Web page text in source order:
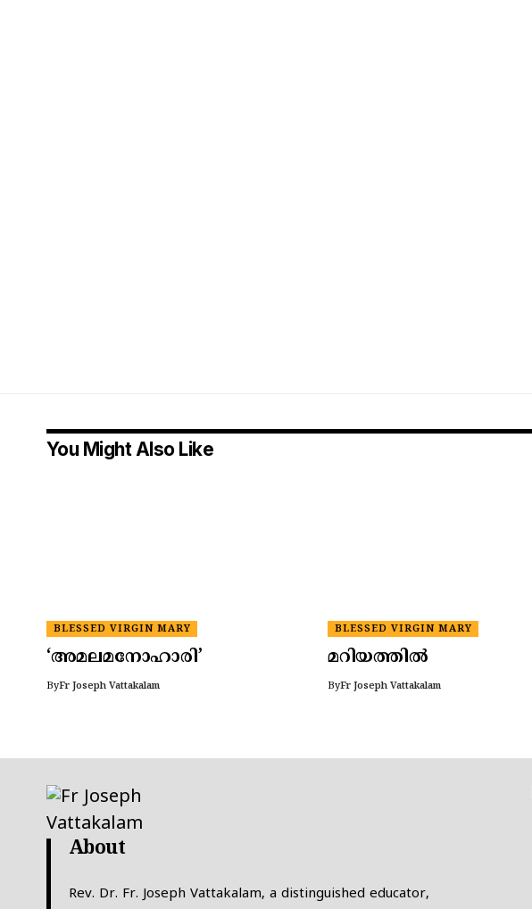
You Might Also Like
BLESSED VIRGIN MARY
‘അമലമനോഹാരി’
ByFr Joseph Vattakalam
BLESSED VIRGIN MARY
മറിയത്തിൽ
ByFr Joseph Vattakalam
About
Rev. Dr. Fr. Joseph Vattakalam, a distinguished educator,